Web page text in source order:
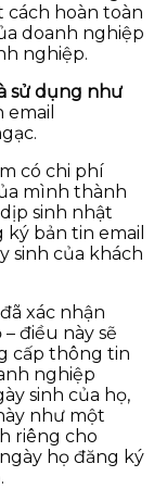
cách hoàn toàn
doanh nghiệp
nghiệp.
sử dụng như
có chi phí
mình thành
sinh nhật
bản tin email
sinh của khách
xác nhận
điều này sẽ
cấp thông tin
nghiệp
sinh của họ,
như một
riêng cho
họ đăng ký